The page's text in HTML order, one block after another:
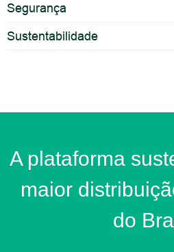
Segurança
Sustentabilidade
A plataforma
maior
do